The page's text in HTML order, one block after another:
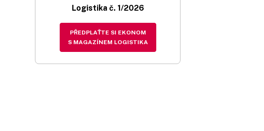
Logistika č. 1/2026
PŘEDPLAŤTE SI EKONOM
S MAGAZÍNEM LOGISTIKA